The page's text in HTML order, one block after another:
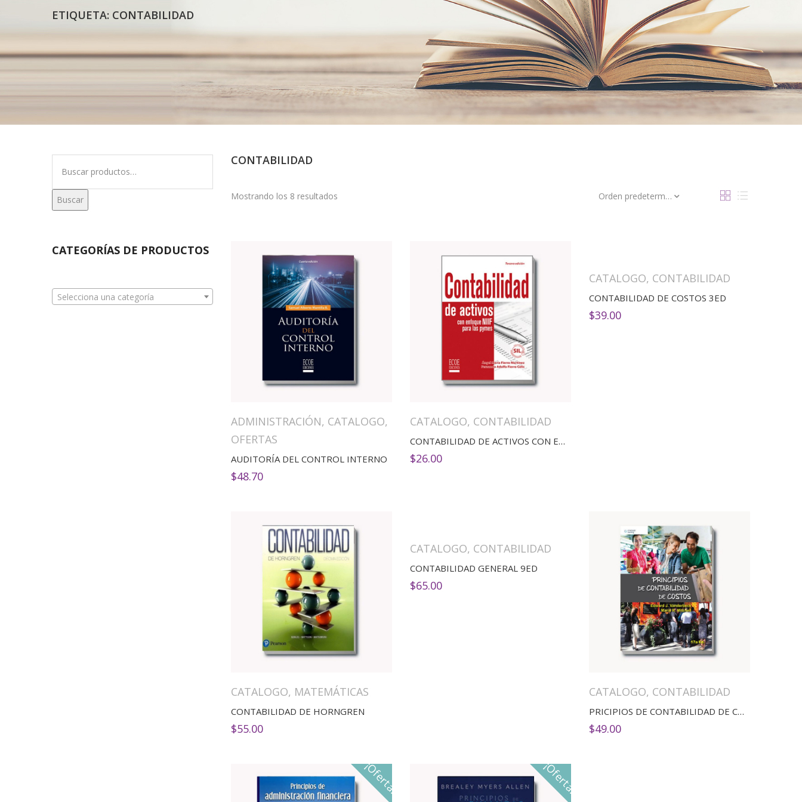
ETIQUETA: CONTABILIDAD
CONTABILIDAD
Mostrando los 8 resultados Orden predeterminado
ADMINISTRACIÓN, CATALOGO,
OFERTAS
AUDITORÍA DEL CONTROL INTERNO
$48.70
CATALOGO, CONTABILIDAD
CONTABILIDAD DE ACTIVOS CON ENFOQUE NIIF PARA LAS PYMES
$26.00
CATALOGO, CONTABILIDAD
CONTABILIDAD DE COSTOS 3ED
$39.00
CATALOGO, MATEMÁTICAS
CONTABILIDAD DE HORNGREN
$55.00
CATALOGO, CONTABILIDAD
CONTABILIDAD GENERAL 9ED
$65.00
CATALOGO, CONTABILIDAD
PRICIPIOS DE CONTABILIDAD DE COSTOS 17 ED.
$49.00
¡Oferta! ¡Oferta!
Buscar
CATEGORÍAS DE PRODUCTOS
Selecciona una categoría